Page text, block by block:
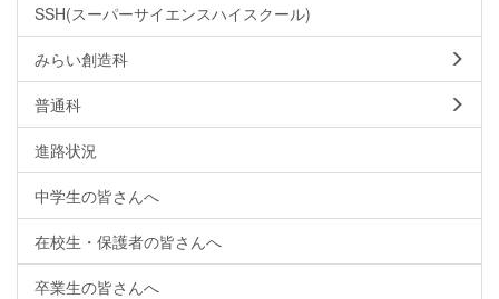
SSH(スーパーサイエンスハイスクール)
みらい創造科
普通科
進路状況
中学生の皆さんへ
在校生・保護者の皆さんへ
卒業生の皆さんへ